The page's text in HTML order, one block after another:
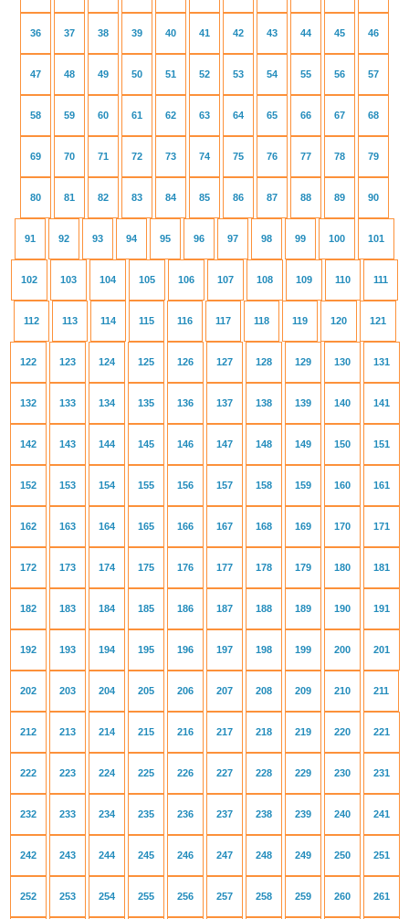
36 37 38 39 40 41 42 43 44 45 46
47 48 49 50 51 52 53 54 55 56 57
58 59 60 61 62 63 64 65 66 67 68
69 70 71 72 73 74 75 76 77 78 79
80 81 82 83 84 85 86 87 88 89 90
91 92 93 94 95 96 97 98 99 100 101
102 103 104 105 106 107 108 109 110 111
112 113 114 115 116 117 118 119 120 121
122 123 124 125 126 127 128 129 130 131
132 133 134 135 136 137 138 139 140 141
142 143 144 145 146 147 148 149 150 151
152 153 154 155 156 157 158 159 160 161
162 163 164 165 166 167 168 169 170 171
172 173 174 175 176 177 178 179 180 181
182 183 184 185 186 187 188 189 190 191
192 193 194 195 196 197 198 199 200 201
202 203 204 205 206 207 208 209 210 211
212 213 214 215 216 217 218 219 220 221
222 223 224 225 226 227 228 229 230 231
232 233 234 235 236 237 238 239 240 241
242 243 244 245 246 247 248 249 250 251
252 253 254 255 256 257 258 259 260 261